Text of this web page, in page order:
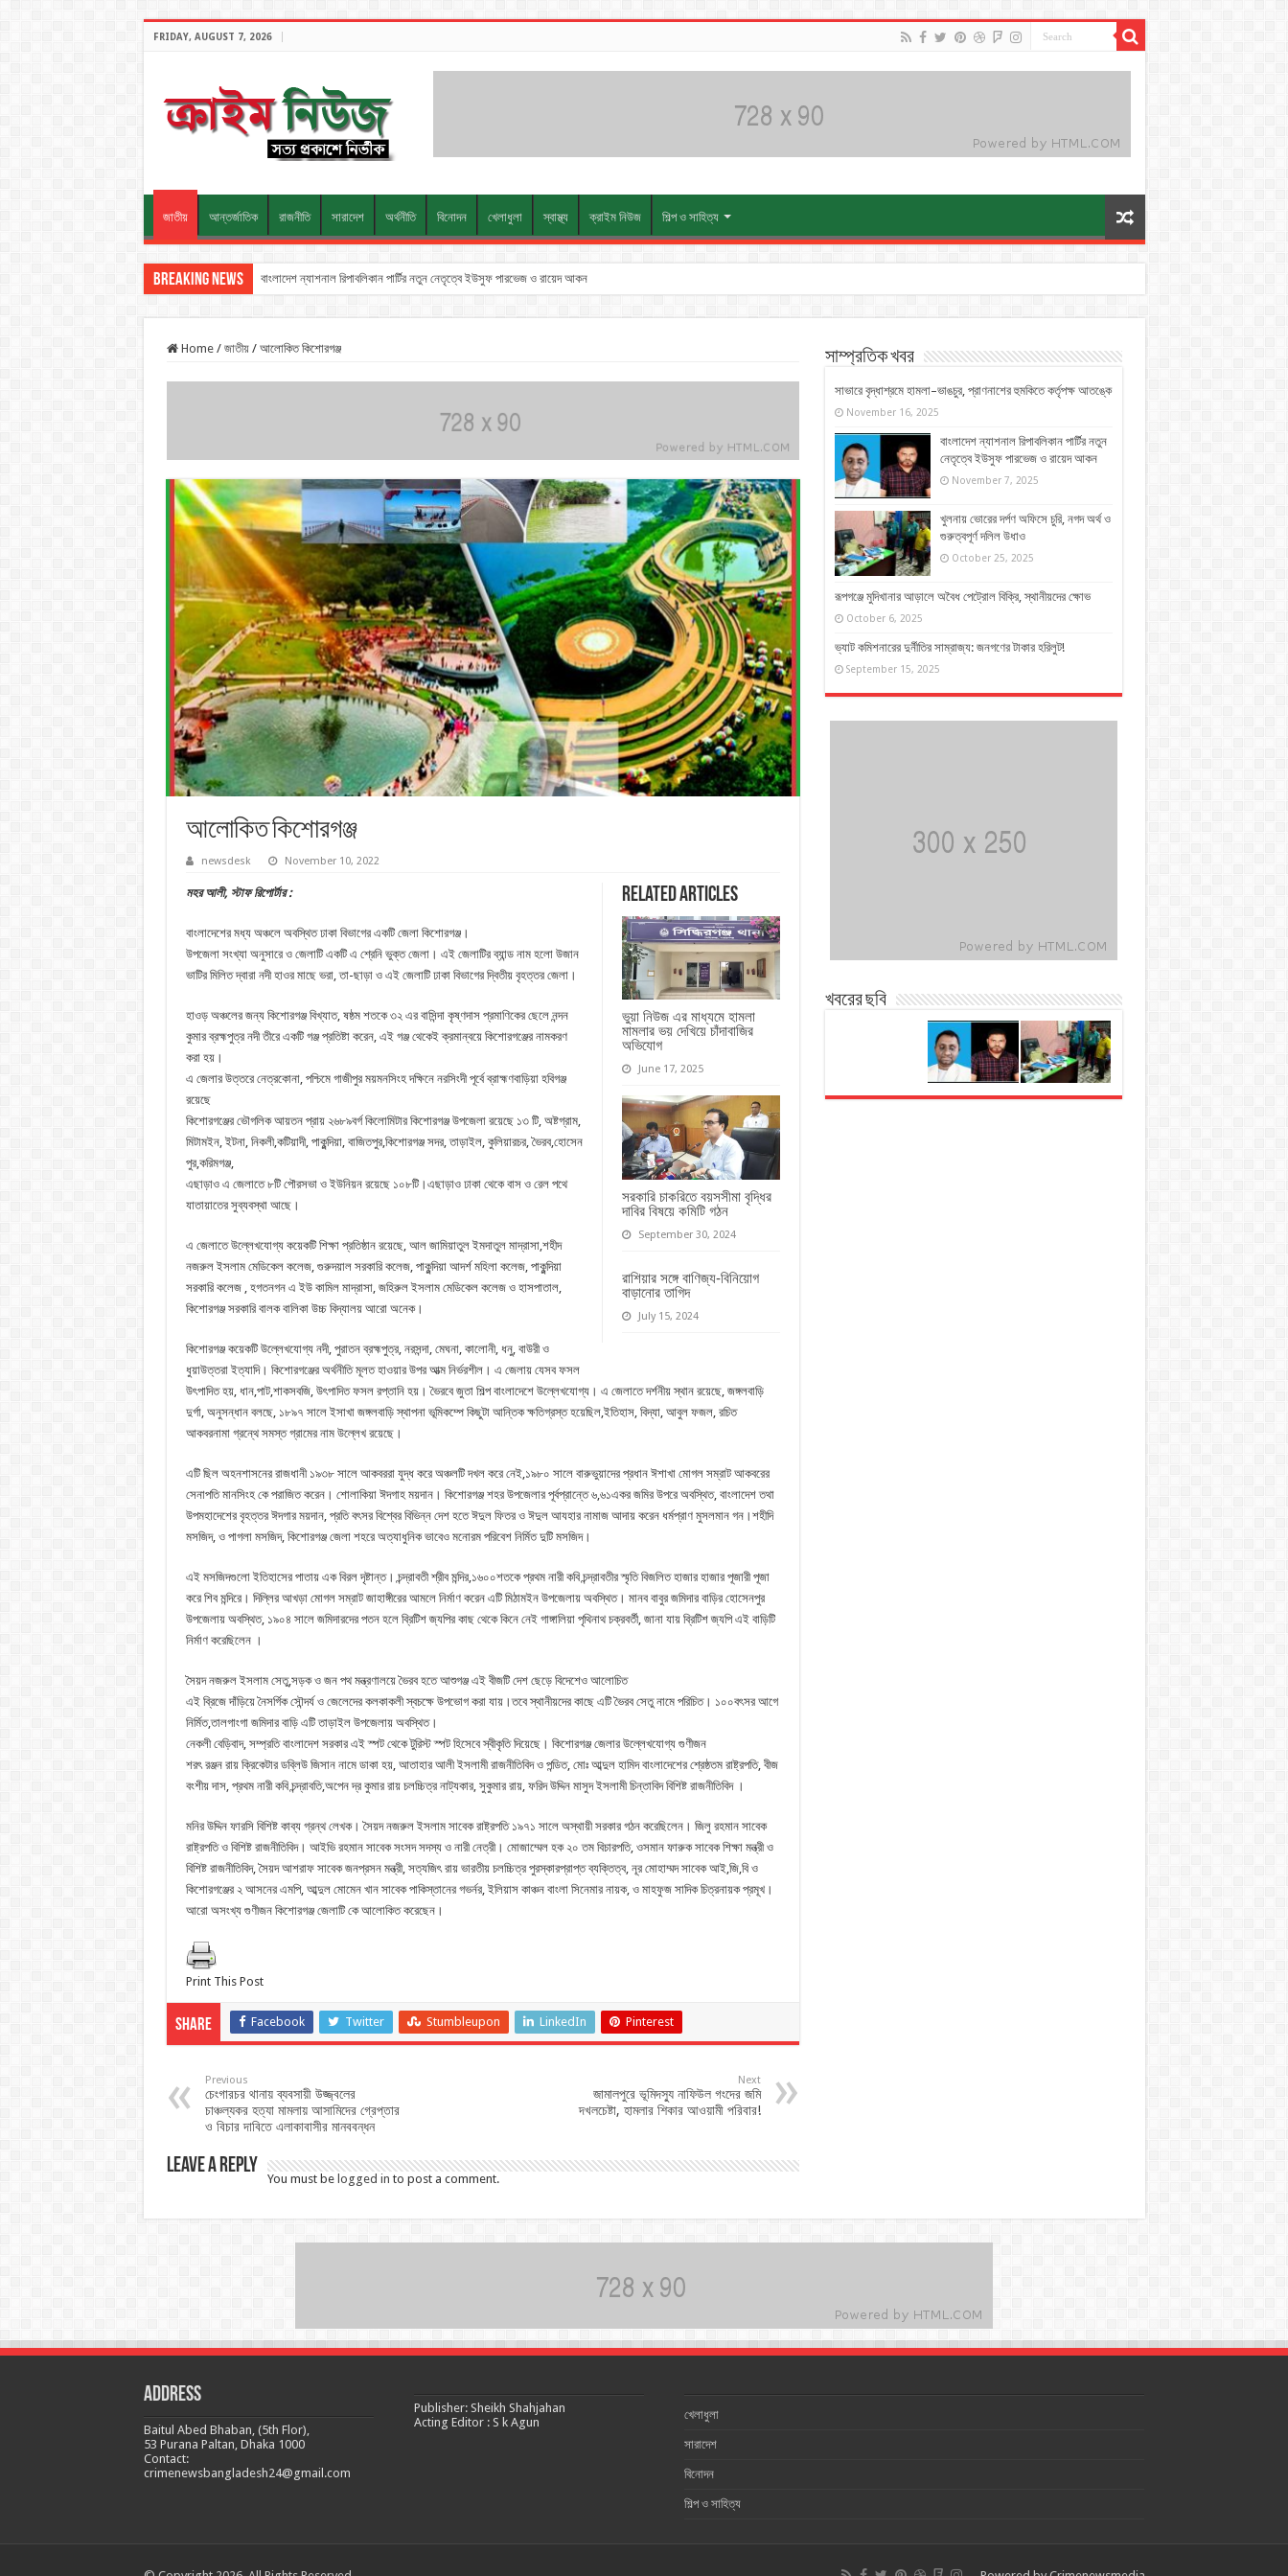
FRIDAY, AUGUST 7, 2026
জাতীয় আন্তর্জাতিক রাজনীতি সারাদেশ অর্থনীতি বিনোদন খেলাধুলা স্বাস্থ্য ক্রাইম নিউজ শিল্প ও সাহিত্য
Breaking News বাংলাদেশ ন্যাশনাল রিপাবলিকান পার্টির নতুন নেতৃত্বে ইউসুফ পারভেজ ও রায়েদ আকন
Home / জাতীয় / আলোকিত কিশোরগঞ্জ
আলোকিত কিশোরগঞ্জ
newsdesk November 10, 2022
Related Articles
ভুয়া নিউজ এর মাধ্যমে হামলা
মামলার ভয় দেখিয়ে চাঁদাবাজির
অভিযোগ
June 17, 2025
সরকারি চাকরিতে বয়সসীমা বৃদ্ধির
দাবির বিষয়ে কমিটি গঠন
September 30, 2024
রাশিয়ার সঙ্গে বাণিজ্য-বিনিয়োগ
বাড়ানোর তাগিদ
July 15, 2024
মহর আলী, স্টাফ রিপোর্টার :
বাংলাদেশের মধ্য অঞ্চলে অবস্থিত ঢাকা বিভাগের একটি জেলা কিশোরগঞ্জ।
উপজেলা সংখ্যা অনুসারে ও জেলাটি একটি এ শ্রেনি ভুক্ত জেলা। এই জেলাটির ব্যান্ড নাম হলো উজান
ভাটির মিলিত দ্বারা নদী হাওর মাছে ভরা, তা-ছাড়া ও এই জেলাটি ঢাকা বিভাগের দ্বিতীয় বৃহত্তর জেলা।
হাওড় অঞ্চলের জন্য কিশোরগঞ্জ বিখ্যাত, ষষ্ঠম শতকে ৩২ এর বাসিন্দা কৃষ্ণদাস প্রমাণিকের ছেলে নন্দন
কুমার ব্রহ্মপুত্র নদী তীরে একটি গঞ্জ প্রতিষ্টা করেন, এই গঞ্জ থেকেই ক্রমান্বয়ে কিশোরগঞ্জের নামকরণ
করা হয়।
এ জেলার উত্তরে নেত্রকোনা, পশ্চিমে গাজীপুর ময়মনসিংহ দক্ষিনে নরসিংদী পূর্বে ব্রাহ্মণবাড়িয়া হবিগঞ্জ
রয়েছে
কিশোরগঞ্জের ভৌগলিক আয়তন প্রায় ২৬৮৯বর্গ কিলোমিটার কিশোরগঞ্জ উপজেলা রয়েছে ১৩ টি, অষ্টগ্রাম,
মিটামইন, ইটনা, নিকলী,কটিয়াদী, পাকুন্দিয়া, বাজিতপুর,কিশোরগঞ্জ সদর, তাড়াইল, কুলিয়ারচর, ভৈরব,হোসেন
পুর,করিমগঞ্জ,
এছাড়াও এ জেলাতে ৮টি পৌরসভা ও ইউনিয়ন রয়েছে ১০৮টি।এছাড়াও ঢাকা থেকে বাস ও রেল পথে
যাতায়াতের সুব্যবস্থা আছে।
এ জেলাতে উল্লেখযোগ্য কয়েকটি শিক্ষা প্রতিষ্ঠান রয়েছে, আল জামিয়াতুল ইমদাতুল মাদ্রাসা,শহীদ
নজরুল ইসলাম মেডিকেল কলেজ, গুরুদয়াল সরকারি কলেজ, পাকুন্দিয়া আদর্শ মহিলা কলেজ, পাকুন্দিয়া
সরকারি কলেজ , হগতনগন এ ইউ কামিল মাদ্রাসা, জহিরুল ইসলাম মেডিকেল কলেজ ও হাসপাতাল,
কিশোরগঞ্জ সরকারি বালক বালিকা উচ্চ বিদ্যালয় আরো অনেক।
কিশোরগঞ্জ কয়েকটি উল্লেখযোগ্য নদী, পুরাতন ব্রহ্মপুত্র, নরসন্দা, মেঘনা, কালোনী, ধনু, বাউরী ও
ধুয়াউত্তরা ইত্যাদি। কিশোরগঞ্জের অর্থনীতি মূলত হাওয়ার উপর আত্ম নির্ভরশীল। এ জেলায় যেসব ফসল
উৎপাদিত হয়, ধান,পাট,শাকসবজি, উৎপাদিত ফসল রপ্তানি হয়। ভৈরবে জুতা শিল্প বাংলাদেশে উল্লেখযোগ্য। এ জেলাতে দর্শনীয় স্থান রয়েছে, জঙ্গলবাড়ি
দুর্গা, অনুসন্ধান বলছে, ১৮৯৭ সালে ইসাখা জঙ্গলবাড়ি স্থাপনা ভূমিকম্পে কিছুটা আন্তিক ক্ষতিগ্রস্ত হয়েছিল,ইতিহাস, বিদ্যা, আবুল ফজল, রচিত
আকবরনামা গ্রন্থে সমস্ত গ্রামের নাম উল্লেখ রয়েছে।
এটি ছিল অহনশাসনের রাজধানী ১৯৩৮ সালে আকবররা যুদ্ধ করে অঞ্চলটি দখল করে নেই,১৯৮০ সালে বারুভুয়াদের প্রধান ঈশাখা মোগল সম্রাট আকবরের
সেনাপতি মানসিংহ কে পরাজিত করেন। শোলাকিয়া ঈদগাহ ময়দান। কিশোরগঞ্জ শহর উপজেলার পূর্বপ্রান্তে ৬,৬১একর জমির উপরে অবস্থিত, বাংলাদেশ তথা
উপমহাদেশের বৃহত্তর ঈদগার ময়দান, প্রতি বৎসর বিশ্বের বিভিন্ন দেশ হতে ঈদুল ফিতর ও ঈদুল আযহার নামাজ আদায় করেন ধর্মপ্রাণ মুসলমান গন।শহীদি
মসজিদ, ও পাগলা মসজিদ, কিশোরগঞ্জ জেলা শহরে অত্যাধুনিক ভাবেও মনোরম পরিবেশ নির্মিত দুটি মসজিদ।
এই মসজিদগুলো ইতিহাসের পাতায় এক বিরল দৃষ্টান্ত। চন্দ্রাবতী শ্রীব মন্দির,১৬০০শতকে প্রথম নারী কবি চন্দ্রাবতীর স্মৃতি বিজলিত হাজার হাজার পূজারী পূজা
করে শিব মন্দিরে। দিল্লির আখড়া মোগল সম্রাট জাহাঙ্গীরের আমলে নির্মাণ করেন এটি মিঠামইন উপজেলায় অবস্থিত। মানব বাবুর জমিদার বাড়ির হোসেনপুর
উপজেলায় অবস্থিত, ১৯০৪ সালে জমিদারদের পতন হলে ব্রিটিশ জ্যপির কাছ থেকে কিনে নেই গাঙ্গালিয়া পৃথিনাথ চক্রবর্তী, জানা যায় ব্রিটিশ জ্যপি এই বাড়িটি
নির্মাণ করেছিলেন ।
সৈয়দ নজরুল ইসলাম সেতু,সড়ক ও জন পথ মন্ত্রণালয়ে ভৈরব হতে আশুগঞ্জ এই বীজটি দেশ ছেড়ে বিদেশেও আলোচিত
এই ব্রিজে দাঁড়িয়ে নৈসর্গিক সৌন্দর্য ও জেলেদের কলকাকলী স্বচক্ষে উপভোগ করা যায়।তবে স্থানীয়দের কাছে এটি ভৈরব সেতু নামে পরিচিত। ১০০বৎসর আগে
নির্মিত,তালগাংগা জমিদার বাড়ি এটি তাড়াইল উপজেলায় অবস্থিত।
নেকলী বেড়িবাদ, সম্প্রতি বাংলাদেশ সরকার এই স্পট থেকে টুরিস্ট স্পট হিসেবে স্বীকৃতি দিয়েছে। কিশোরগঞ্জ জেলার উল্লেখযোগ্য গুণীজন
শরৎ রঞ্জন রায় ক্রিকেটার ডব্লিউ জিসান নামে ডাকা হয়, আতাহার আলী ইসলামী রাজনীতিবিদ ও পন্ডিত, মোঃ আব্দুল হামিদ বাংলাদেশের শ্রেষ্ঠতম রাষ্ট্রপতি, বীজ
বংশীয় দাস, প্রথম নারী কবি চন্দ্রাবতি,অপেন দ্র কুমার রায় চলচ্চিত্র নাট্যকার, সুকুমার রায়, ফরিদ উদ্দিন মাসুদ ইসলামী চিন্তাবিদ বিশিষ্ট রাজনীতিবিদ ।
মনির উদ্দিন ফারসি বিশিষ্ট কাব্য গ্রন্থ লেখক। সৈয়দ নজরুল ইসলাম সাবেক রাষ্ট্রপতি ১৯৭১ সালে অস্থায়ী সরকার গঠন করেছিলেন। জিলু রহমান সাবেক
রাষ্ট্রপতি ও বিশিষ্ট রাজনীতিবিদ। আইভি রহমান সাবেক সংসদ সদস্য ও নারী নেত্রী। মোজাম্মেল হক ২০ তম বিচারপতি, ওসমান ফারুক সাবেক শিক্ষা মন্ত্রী ও
বিশিষ্ট রাজনীতিবিদ, সৈয়দ আশরাফ সাবেক জনপ্রসন মন্ত্রী, সত্যজিৎ রায় ভারতীয় চলচ্চিত্র পুরস্কারপ্রাপ্ত ব্যক্তিত্ব, নূর মোহাম্মদ সাবেক আই,জি,বি ও
কিশোরগঞ্জের ২ আসনের এমপি, আব্দুল মোমেন খান সাবেক পাকিস্তানের গভর্নর, ইলিয়াস কাঞ্চন বাংলা সিনেমার নায়ক, ও মাহফুজ সাদিক চিত্রনায়ক প্রমূখ।
আরো অসংখ্য গুণীজন কিশোরগঞ্জ জেলাটি কে আলোকিত করেছেন।
Print This Post
Share Facebook Twitter Stumbleupon LinkedIn Pinterest
Previous
চেংগারচর থানায় ব্যবসায়ী উজ্জ্বলের
চাঞ্চল্যকর হত্যা মামলায় আসামিদের গ্রেপ্তার
ও বিচার দাবিতে এলাকাবাসীর মানববন্ধন
Next
জামালপুরে ভূমিদস্যু নাফিউল গংদের জমি
দখলচেষ্টা, হামলার শিকার আওয়ামী পরিবার!
Leave a Reply
You must be logged in to post a comment.
সাম্প্রতিক খবর
সাভারে বৃদ্ধাশ্রমে হামলা–ভাঙচুর, প্রাণনাশের হুমকিতে কর্তৃপক্ষ আতঙ্কে
November 16, 2025
বাংলাদেশ ন্যাশনাল রিপাবলিকান পার্টির নতুন
নেতৃত্বে ইউসুফ পারভেজ ও রায়েদ আকন
November 7, 2025
খুলনায় ভোরের দর্পণ অফিসে চুরি, নগদ অর্থ ও
গুরুত্বপূর্ণ দলিল উধাও
October 25, 2025
রূপগঞ্জে মুদিখানার আড়ালে অবৈধ পেট্রোল বিক্রি, স্থানীয়দের ক্ষোভ
October 6, 2025
ভ্যাট কমিশনারের দুর্নীতির সাম্রাজ্য: জনগণের টাকার হরিলুট!
September 15, 2025
খবরের ছবি
Address
Baitul Abed Bhaban, (5th Flor),
53 Purana Paltan, Dhaka 1000
Contact:
crimenewsbangladesh24@gmail.com
Publisher: Sheikh Shahjahan
Acting Editor : S k Agun
খেলাধুলা
সারাদেশ
বিনোদন
শিল্প ও সাহিত্য